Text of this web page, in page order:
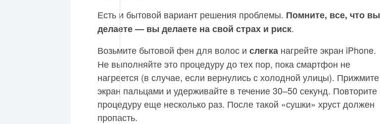
Есть и бытовой вариант решения проблемы. Помните, все, что вы
делаете — вы делаете на свой страх и риск.
Возьмите бытовой фен для волос и слегка нагрейте экран iPhone.
Не выполняйте это процедуру до тех пор, пока смартфон не
нагреется (в случае, если вернулись с холодной улицы). Прижмите
экран пальцами и удерживайте в течение 30–50 секунд. Повторите
процедуру еще несколько раз. После такой «сушки» хруст должен
пропасть.